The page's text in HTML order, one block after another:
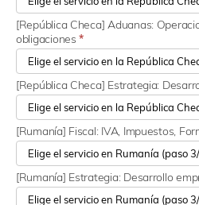
[República Checa] Aduanas:
obligaciones*
[República Checa] Estrategia:
[Rumanía] Fiscal: IVA, Impuestos,
[Rumanía] Estrategia: Desarrollo